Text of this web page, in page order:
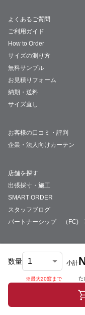
数量
※最大20窓まで
小計
た
よくあるご質問
ご利用ガイド
How to Order
サイズの測り方
無料サンプル
お見積りフォーム
納期・送料
サイズ直し
お客様の口コミ・評判
企業・法人向けカーテン
店舗を探す
出張採寸・施工
SMART ORDER
スタッフブログ
パートナーシップ （FC)
会社概要 採用情報特